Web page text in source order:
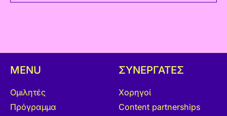
MENU
Ομιλητές
Πρόγραμμα
ΣΥΝΕΡΓΑΤΕΣ
Χορηγοί
Content partnerships